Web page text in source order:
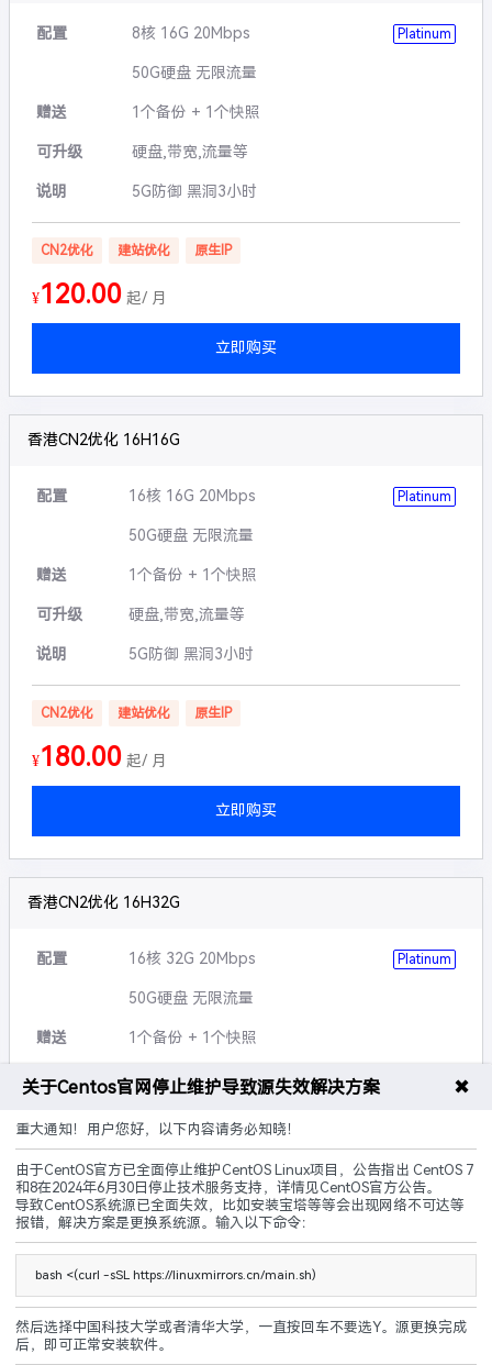
配置 8核 16G 20Mbps Platinum
50G硬盘 无限流量
赠送 1个备份 + 1个快照
可升级 硬盘,带宽,流量等
说明 5G防御 黑洞3小时
CN2优化 建站优化 原生IP
¥120.00 起/ 月
立即购买
香港CN2优化 16H16G
配置 16核 16G 20Mbps Platinum
50G硬盘 无限流量
赠送 1个备份 + 1个快照
可升级 硬盘,带宽,流量等
说明 5G防御 黑洞3小时
CN2优化 建站优化 原生IP
¥180.00 起/ 月
立即购买
香港CN2优化 16H32G
配置 16核 32G 20Mbps Platinum
50G硬盘 无限流量
赠送 1个备份 + 1个快照
可升级 硬盘,带宽,流量等
说明 5G防御 黑洞3小时
CN2优化 建站优化 原生IP
¥240.00 起/ 月
立即购买
关于Centos官网停止维护导致源失效解决方案 ✖
重大通知！用户您好，以下内容请务必知晓！
由于CentOS官方已全面停止维护CentOS Linux项目，公告指出 CentOS 7
和8在2024年6月30日停止技术服务支持，详情见CentOS官方公告。
导致CentOS系统源已全面失效，比如安装宝塔等等会出现网络不可达等
报错，解决方案是更换系统源。输入以下命令：
bash <(curl -sSL https://linuxmirrors.cn/main.sh)
然后选择中国科技大学或者清华大学，一直按回车不要选Y。源更换完成
后，即可正常安装软件。